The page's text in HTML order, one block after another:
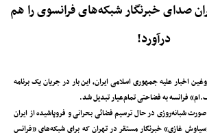
صدای خبرنگار شبکه‌های فرانسوی را هم
درآورد!
اخبار علیه جمهوری اسلامی ایران، این بار در جریان یک برنامه
فرانسه به فضاحتی تمام‌عیار تبدیل شد.
شبانه‌روزی در حال ترسیم فضائی بحرانی و فروپاشیده از ایران
غازی» خبرنگار مستقر در تهران که برای شبکه‌های «فرانس